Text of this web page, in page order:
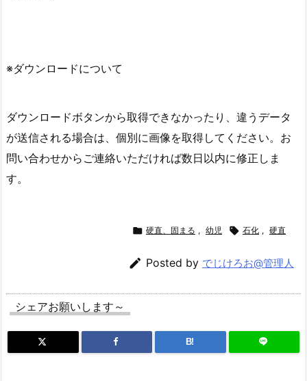
※ダウンロードについて
ダウンロードボタンから取得できなかったり、違うデータ
が送信される場合は、個別に画像を取得してください。お
問い合わせからご連絡いただければ数日以内に修正しま
す。
 硬直、固まる , 幼児  石化 , 硬直
 Posted by でじけろお@管理人
シェアお願いします～
B!